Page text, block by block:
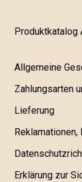
Produktkatalog
Allgemeine
Zahlungsarten
Lieferung
Reklamationen,
Erklärung zur